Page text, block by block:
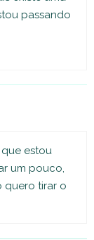
passando
estou
um pouco,
quero tirar o